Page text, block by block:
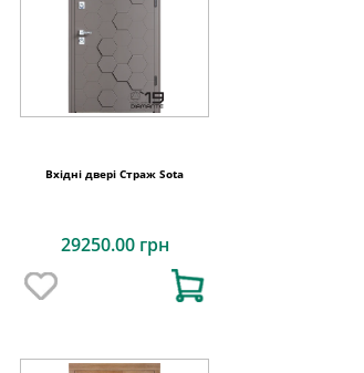
Вхідні двері Страж Sota
29250.00 грн